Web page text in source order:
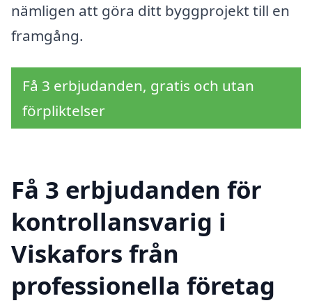
nämligen att göra ditt byggprojekt till en
framgång.
Få 3 erbjudanden, gratis och utan
förpliktelser
Få 3 erbjudanden för
kontrollansvarig i
Viskafors från
professionella företag